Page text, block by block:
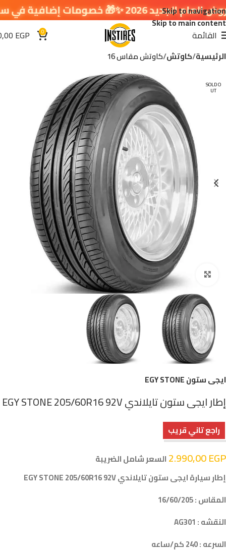
Skip to navigation
Skip to main content
القائمة 0
EGP
الرئيسية كاوتش كاوتش مقاس 16
SOLD O
UT
اضغط للتكبير
ايجى ستون EGY STONE
إطار ايجى ستون تايلاندي EGY STONE 205/60R16 92V
راجع تاني قريب
2.990,00EGP
السعر شامل الضريبة
إطار سيارة ايجى ستون تايلاندي EGY STONE 205/60R16 92V
المقاس : 16/60/205
النقشه : AG301
السرعه : 240 كم/ساعه
إضافية في سلة التسوق 🔥